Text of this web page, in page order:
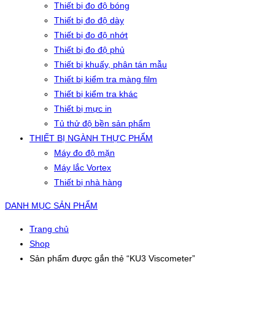
Thiết bị đo độ bóng
Thiết bị đo độ dày
Thiết bị đo độ nhớt
Thiết bị đo độ phủ
Thiết bị khuấy, phân tán mẫu
Thiết bị kiểm tra màng film
Thiết bị kiểm tra khác
Thiết bị mực in
Tủ thử độ bền sản phẩm
THIẾT BỊ NGÀNH THỰC PHẨM
Máy đo độ mặn
Máy lắc Vortex
Thiết bị nhà hàng
DANH MỤC SẢN PHẨM
Trang chủ
Shop
Sản phẩm được gắn thẻ “KU3 Viscometer”